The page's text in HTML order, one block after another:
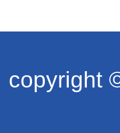
copyright